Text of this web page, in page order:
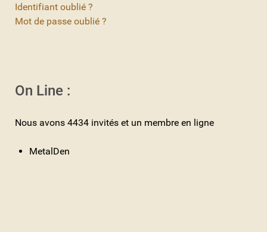
Identifiant oublié ?
Mot de passe oublié ?
On Line :
Nous avons 4434 invités et un membre en ligne
MetalDen